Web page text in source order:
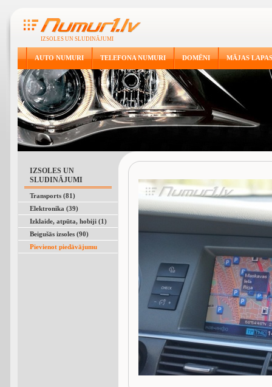
IZSOLES UN SLUDINĀJUMI
AUTO NUMURI TELEFONA NUMURI DOMĒNI MĀJAS LAPAS
IZSOLES UN
SLUDINĀJUMI
Transports (81)
Elektronika (39)
Izklaide, atpūta, hobiji (1)
Beigušās izsoles (90)
Pievienot piedāvājumu